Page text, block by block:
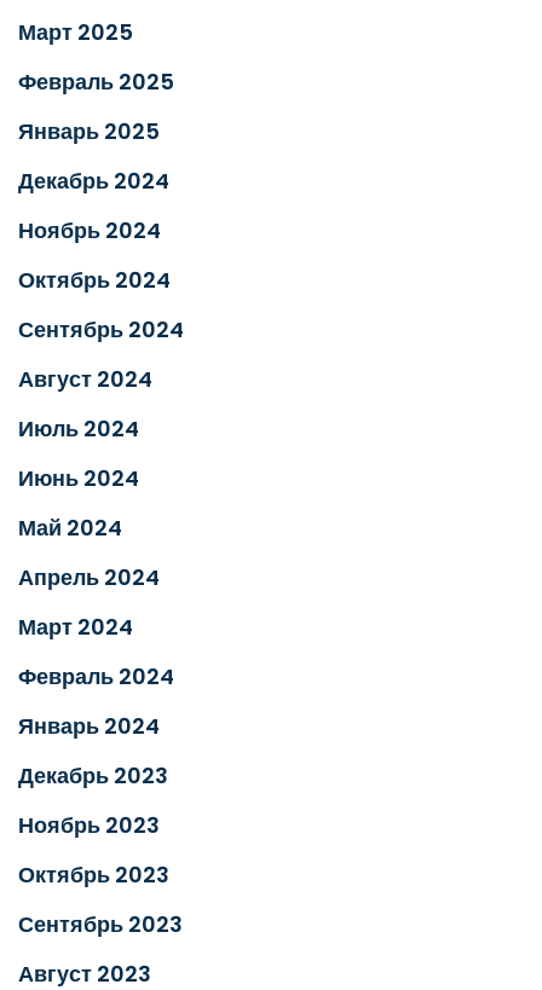
Март 2025
Февраль 2025
Январь 2025
Декабрь 2024
Ноябрь 2024
Октябрь 2024
Сентябрь 2024
Август 2024
Июль 2024
Июнь 2024
Май 2024
Апрель 2024
Март 2024
Февраль 2024
Январь 2024
Декабрь 2023
Ноябрь 2023
Октябрь 2023
Сентябрь 2023
Август 2023